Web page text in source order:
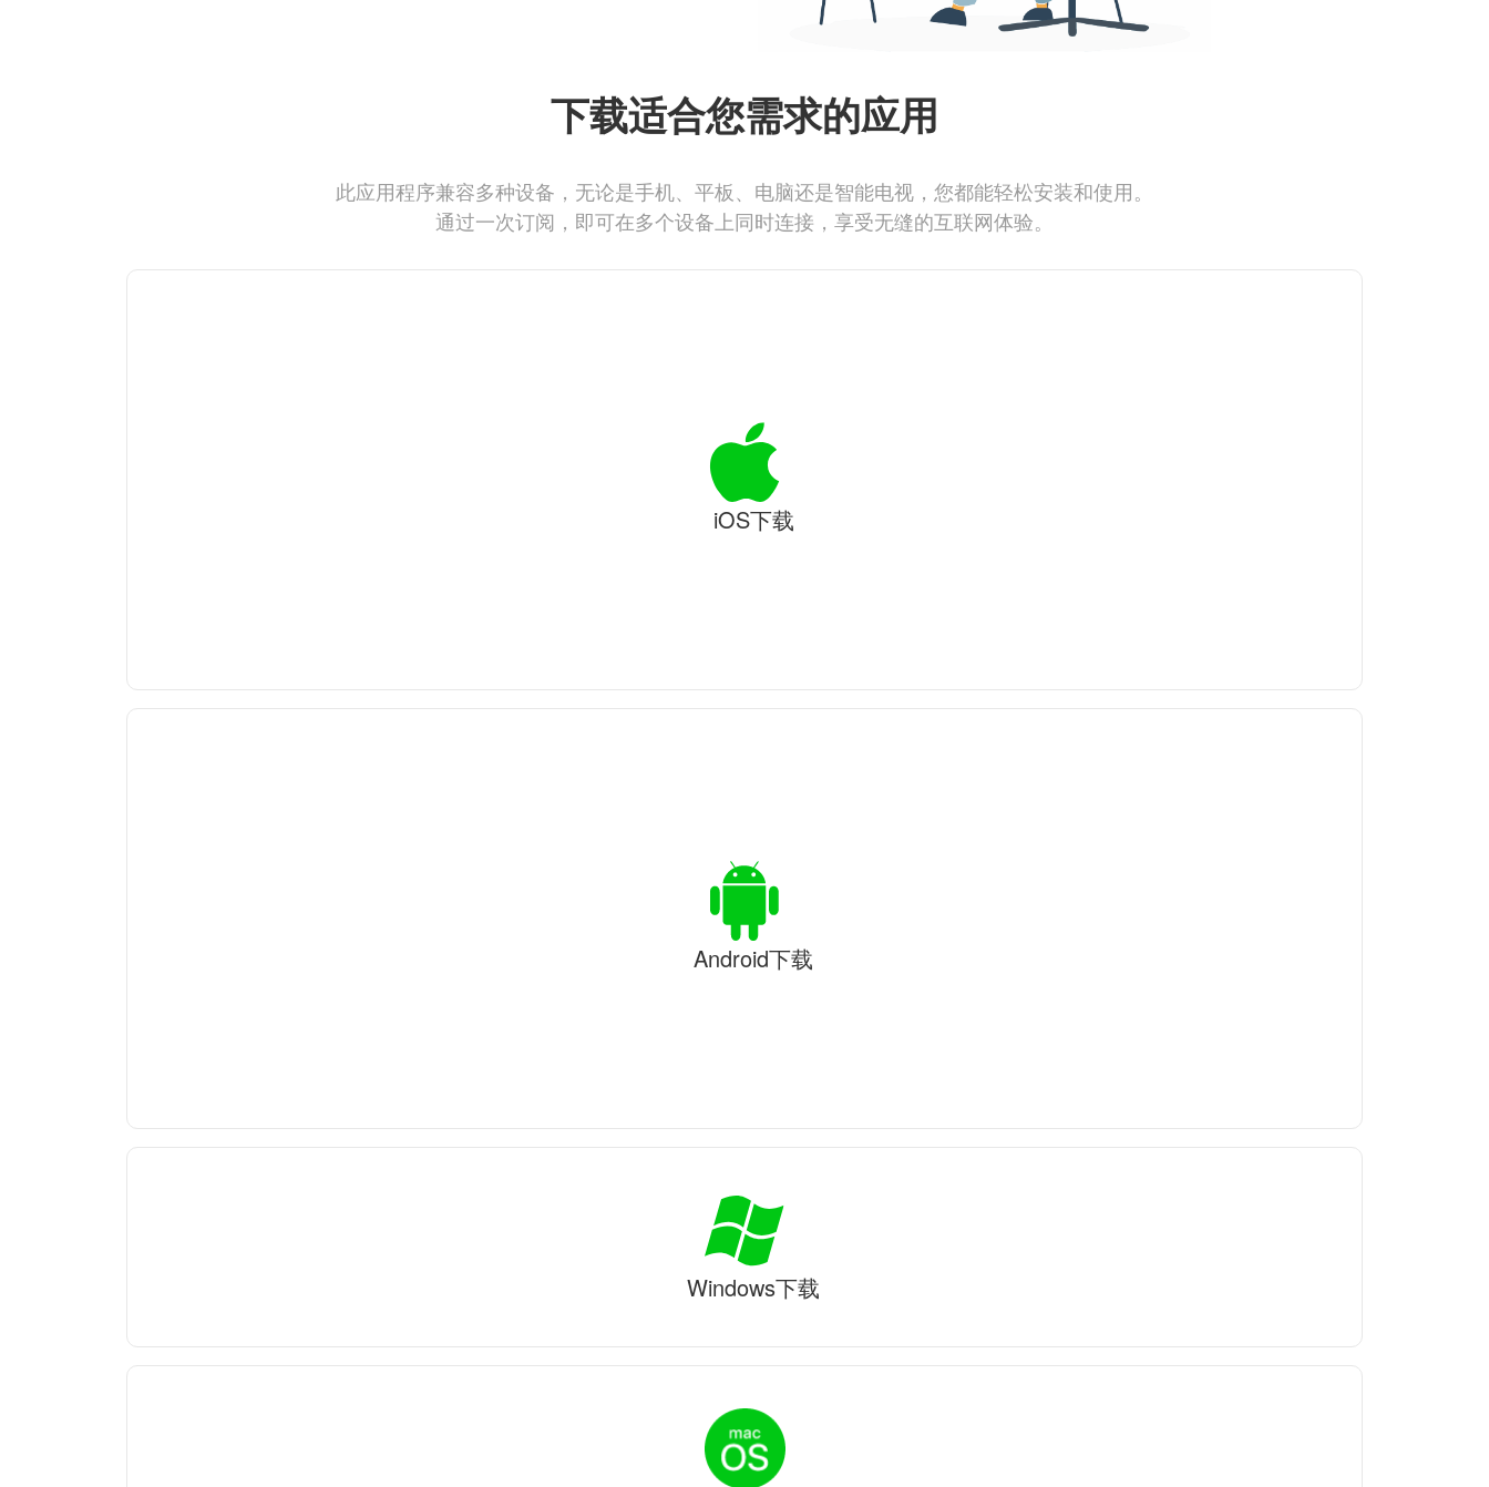
下载适合您需求的应用
此应用程序兼容多种设备，无论是手机、平板、电脑还是智能电视，您都能轻松安装和使用。
通过一次订阅，即可在多个设备上同时连接，享受无缝的互联网体验。
iOS下载
Android下载
Windows下载